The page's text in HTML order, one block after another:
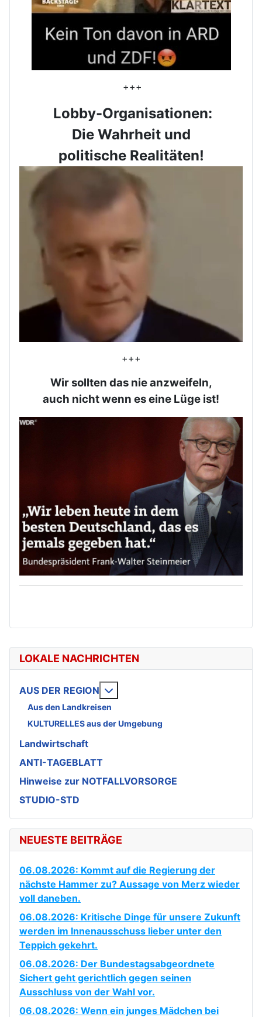
LOKALE NACHRICHTEN
AUS DER REGION
Aus den Landkreisen
KULTURELLES aus der Umgebung
Landwirtschaft
ANTI-TAGEBLATT
Hinweise zur NOTFALLVORSORGE
STUDIO-STD
NEUESTE BEITRÄGE
06.08.2026: Kommt auf die Regierung der
nächste Hammer zu? Aussage von Merz wieder
voll daneben.
06.08.2026: Kritische Dinge für unsere Zukunft
werden im Innenausschuss lieber unter den
Teppich gekehrt.
06.08.2026: Der Bundestagsabgeordnete
Sichert geht gerichtlich gegen seinen
Ausschluss von der Wahl vor.
06.08.2026: Wenn ein junges Mädchen bei
+++
Lobby-Organisationen:
Die Wahrheit und
politische Realitäten!
+++
Wir sollten das nie anzweifeln,
auch nicht wenn es eine Lüge ist!